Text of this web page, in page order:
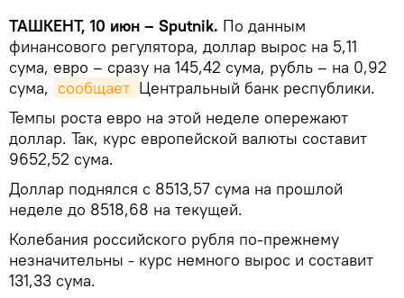
ТАШКЕНТ, 10 июн – Sputnik. По данным
финансового регулятора, доллар вырос на 5,11
сума, евро – сразу на 145,42 сума, рубль – на 0,92
сума, сообщает Центральный банк республики.
Темпы роста евро на этой неделе опережают
доллар. Так, курс европейской валюты составит
9652,52 сума.
Доллар поднялся с 8513,57 сума на прошлой
неделе до 8518,68 на текущей.
Колебания российского рубля по-прежнему
незначительны - курс немного вырос и составит
131,33 сума.